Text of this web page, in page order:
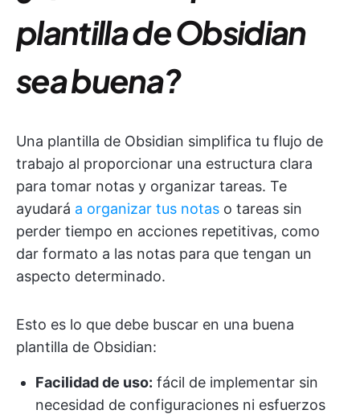
plantilla de Obsidian
sea buena?
Una plantilla de Obsidian simplifica tu flujo de
trabajo al proporcionar una estructura clara
para tomar notas y organizar tareas. Te
ayudará a organizar tus notas o tareas sin
perder tiempo en acciones repetitivas, como
dar formato a las notas para que tengan un
aspecto determinado.
Esto es lo que debe buscar en una buena
plantilla de Obsidian:
Facilidad de uso: fácil de implementar sin
necesidad de configuraciones ni esfuerzos